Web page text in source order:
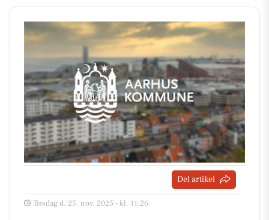
Del artikel
Tirsdag d. 25. nov. 2025 - kl. 11:26